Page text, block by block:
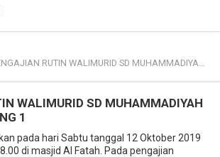
RUTIN WALIMURID SD MUHAMMADIYAH AMBARKETAWANG 1
WALIMURID SD MUHAMMADIYAH
1
pada hari Sabtu tanggal 12 Oktober 2019
di masjid Al Fatah. Pada pengajian